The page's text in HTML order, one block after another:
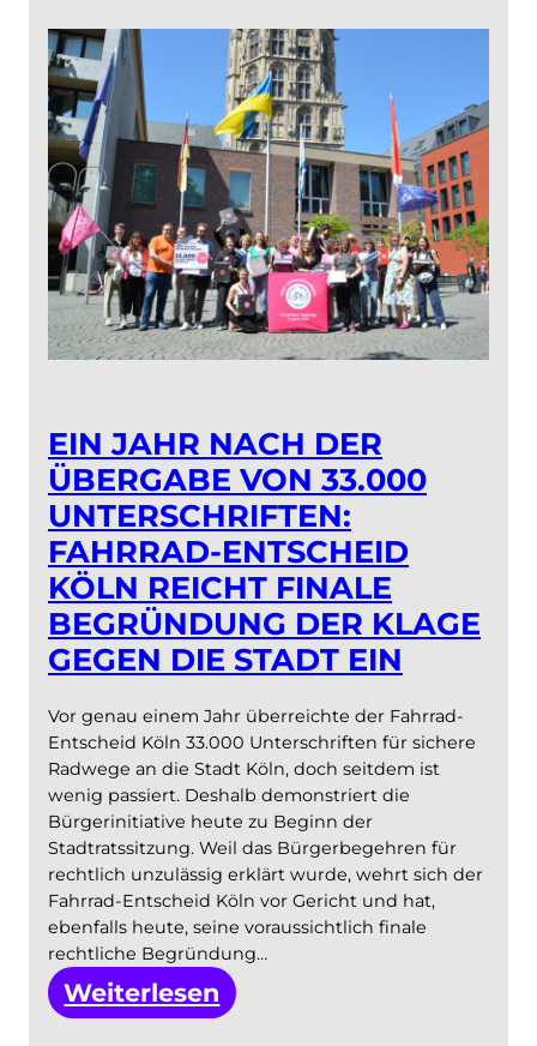
Entscheid
Köln
EIN JAHR NACH DER
ÜBERGABE VON 33.000
UNTERSCHRIFTEN:
FAHRRAD-ENTSCHEID
KÖLN REICHT FINALE
BEGRÜNDUNG DER KLAGE
GEGEN DIE STADT EIN
Vor genau einem Jahr überreichte der Fahrrad-
Entscheid Köln 33.000 Unterschriften für sichere
Radwege an die Stadt Köln, doch seitdem ist
wenig passiert. Deshalb demonstriert die
Bürgerinitiative heute zu Beginn der
Stadtratssitzung. Weil das Bürgerbegehren für
rechtlich unzulässig erklärt wurde, wehrt sich der
Fahrrad-Entscheid Köln vor Gericht und hat,
ebenfalls heute, seine voraussichtlich finale
rechtliche Begründung…
Weiterlesen